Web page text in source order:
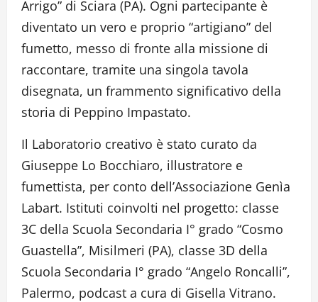
Arrigo” di Sciara (PA). Ogni partecipante è
diventato un vero e proprio “artigiano” del
fumetto, messo di fronte alla missione di
raccontare, tramite una singola tavola
disegnata, un frammento significativo della
storia di Peppino Impastato.
Il Laboratorio creativo è stato curato da
Giuseppe Lo Bocchiaro, illustratore e
fumettista, per conto dell’Associazione Genìa
Labart. Istituti coinvolti nel progetto: classe
3C della Scuola Secondaria I° grado “Cosmo
Guastella”, Misilmeri (PA), classe 3D della
Scuola Secondaria I° grado “Angelo Roncalli”,
Palermo, podcast a cura di Gisella Vitrano.